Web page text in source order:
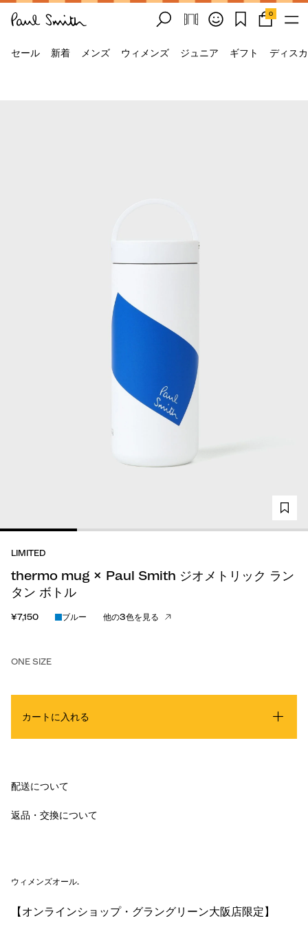
0
セール 新着 メンズ ウィメンズ ジュニア ギフト ディス
LIMITED
thermo mug × Paul Smith ジオメトリック ラン
タン ボトル
¥7,150 ブルー 他の3色を見る
ONE SIZE
カートに入れる
配送について
返品・交換について
ウィメンズオール.
【オンラインショップ・グラングリーン大阪店限定】